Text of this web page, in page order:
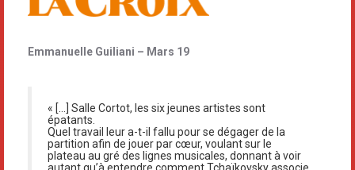
Emmanuelle Guiliani – Mars 19
« […] Salle Cortot, les six jeunes artistes sont
épatants.
Quel travail leur a-t-il fallu pour se dégager de la
partition afin de jouer par cœur, voulant sur le
plateau au gré des lignes musicales, donnant à voir
autant qu’à entendre comment Tchaïkovsky associe